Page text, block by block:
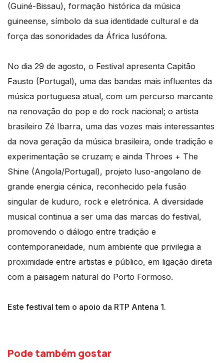
(Guiné-Bissau), formação histórica da música
guineense, símbolo da sua identidade cultural e da
força das sonoridades da África lusófona.
No dia 29 de agosto, o Festival apresenta Capitão
Fausto (Portugal), uma das bandas mais influentes da
música portuguesa atual, com um percurso marcante
na renovação do pop e do rock nacional; o artista
brasileiro Zé Ibarra, uma das vozes mais interessantes
da nova geração da música brasileira, onde tradição e
experimentação se cruzam; e ainda Throes + The
Shine (Angola/Portugal), projeto luso-angolano de
grande energia cénica, reconhecido pela fusão
singular de kuduro, rock e eletrónica. A diversidade
musical continua a ser uma das marcas do festival,
promovendo o diálogo entre tradição e
contemporaneidade, num ambiente que privilegia a
proximidade entre artistas e público, em ligação direta
com a paisagem natural do Porto Formoso.
Este festival tem o apoio da RTP Antena 1.
Pode também gostar